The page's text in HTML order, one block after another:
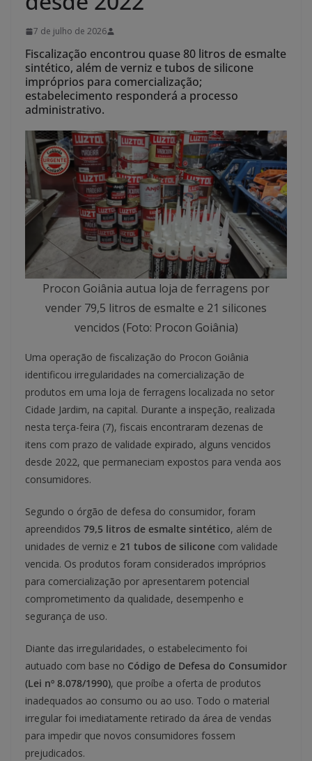
7 de julho de 2026
Fiscalização encontrou quase 80 litros de esmalte
sintético, além de verniz e tubos de silicone
impróprios para comercialização;
estabelecimento responderá a processo
administrativo.
Procon Goiânia autua loja de ferragens por
vender 79,5 litros de esmalte e 21 silicones
vencidos (Foto: Procon Goiânia)
Uma operação de fiscalização do Procon Goiânia
identificou irregularidades na comercialização de
produtos em uma loja de ferragens localizada no setor
Cidade Jardim, na capital. Durante a inspeção, realizada
nesta terça-feira (7), fiscais encontraram dezenas de
itens com prazo de validade expirado, alguns vencidos
desde 2022, que permaneciam expostos para venda aos
consumidores.
Segundo o órgão de defesa do consumidor, foram
apreendidos 79,5 litros de esmalte sintético, além de
unidades de verniz e 21 tubos de silicone com validade
vencida. Os produtos foram considerados impróprios
para comercialização por apresentarem potencial
comprometimento da qualidade, desempenho e
segurança de uso.
Diante das irregularidades, o estabelecimento foi
autuado com base no Código de Defesa do Consumidor
(Lei nº 8.078/1990), que proíbe a oferta de produtos
inadequados ao consumo ou ao uso. Todo o material
irregular foi imediatamente retirado da área de vendas
para impedir que novos consumidores fossem
prejudicados.